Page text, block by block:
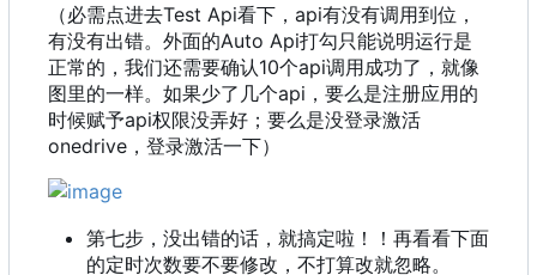
（必需点进去Test Api看下，api有没有调用到位，
有没有出错。外面的Auto Api打勾只能说明运行是
正常的，我们还需要确认10个api调用成功了，就像
图里的一样。如果少了几个api，要么是注册应用的
时候赋予api权限没弄好；要么是没登录激活
onedrive，登录激活一下）
第七步，没出错的话，就搞定啦！！再看看下面
的定时次数要不要修改，不打算改就忽略。